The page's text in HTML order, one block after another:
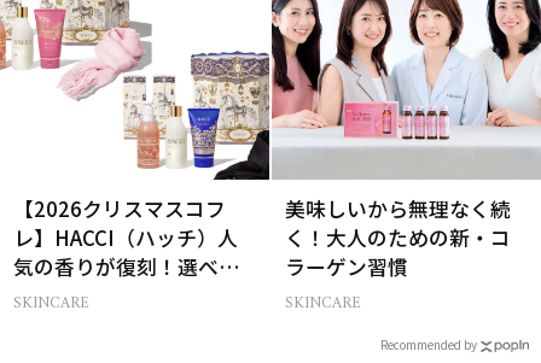
【2026クリスマスコフ
レ】HACCI（ハッチ）人
気の香りが復刻！選べる
コフレが楽しい♡
SKINCARE
美味しいから無理なく続
く！大人のための新・コ
ラーゲン習慣
SKINCARE
Recommended by